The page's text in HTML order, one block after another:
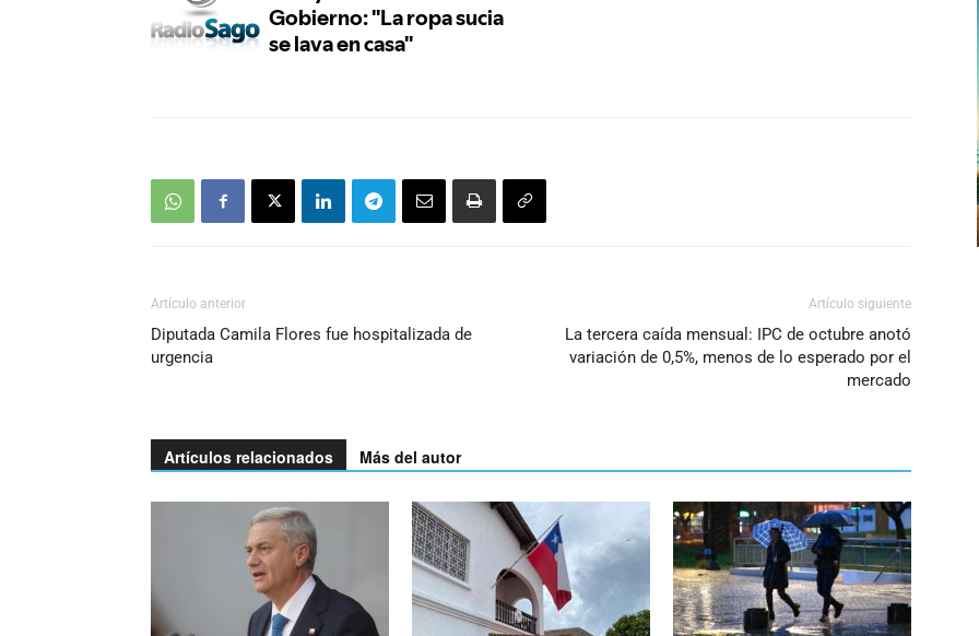
Artículo anterior
Diputada Camila Flores fue hospitalizada de
urgencia
Artículo siguiente
La tercera caída mensual: IPC de octubre anotó
variación de 0,5%, menos de lo esperado por el
mercado
Artículos relacionados Más del autor